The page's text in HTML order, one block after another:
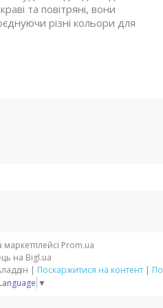
та повітряні, вони
різні кольори для
Prom.ua
на Bigl.ua
Товари для свята, декору та пакування - інтернет магазин Аладдін | Поскаржитися на контент |
▼